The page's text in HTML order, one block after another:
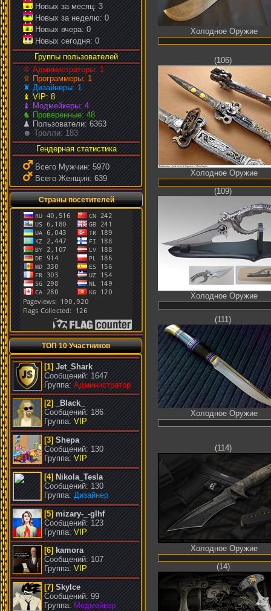
Новых за месяц: 3
Новых за неделю: 0
Новых вчера: 0
Новых сегодня: 0
Группы пользователей
♔ Администраторы: 1
♕ Программеры: 1
♜ Дизайнеры: 1
♝ VIP: 8
♝ Модмейкеры: 4
♞ Проверенные: 48
♟ Пользователи: 6363
☻ Тролли: 183
Гендерная статистика
Всего Мужчин: 5970
Всего Женщин: 639
Страны посетителей
ТОП 10 Участников
[1] Jet_Shark
Сообщений: 1647
Группа: Администратор
[2]
_Black_
Сообщений: 186
Группа: VIP
[3] Shepa
Сообщений: 130
Группа: VIP
[4] Nikola_Tesla
Сообщений: 130
Группа: Дизайнер
[5] mizary-_-glhf
Сообщений: 123
Группа: VIP
[6] kamora
Сообщений: 107
Группа: VIP
[7] SkyIce
Сообщений: 99
Группа: Модмейкер
Холодное Оружие
(106)
Холодное Оружие
(109)
Холодное Оружие
(111)
Холодное Оружие
(114)
Холодное Оружие
(14)